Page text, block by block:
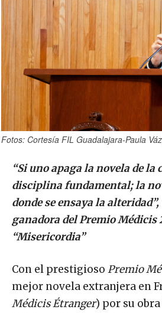
Fotos: Cortesía FIL Guadalajara-Paula
“Si uno apaga la novela de
disciplina fundamental; la
donde se ensaya la alteridad”,
ganadora del Premio Médicis
“Misericordia”
Con el prestigioso Premio
mejor novela extranjera en
Médicis Étranger) por su